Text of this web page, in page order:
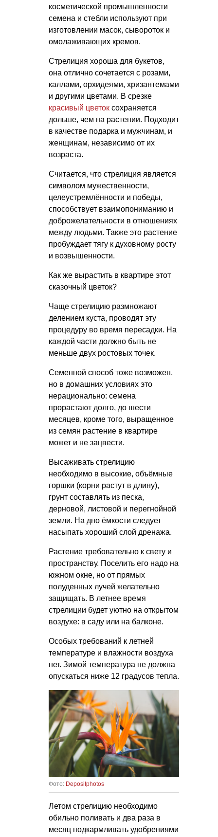
косметической промышленности
семена и стебли используют при
изготовлении масок, сывороток и
омолаживающих кремов.
Стрелиция хороша для букетов,
она отлично сочетается с розами,
каллами, орхидеями, хризантемами
и другими цветами. В срезке
красивый цветок сохраняется
дольше, чем на растении. Подходит
в качестве подарка и мужчинам, и
женщинам, независимо от их
возраста.
Считается, что стрелиция является
символом мужественности,
целеустремлённости и победы,
способствует взаимопониманию и
доброжелательности в отношениях
между людьми. Также это растение
пробуждает тягу к духовному росту
и возвышенности.
Как же вырастить в квартире этот
сказочный цветок?
Чаще стрелицию размножают
делением куста, проводят эту
процедуру во время пересадки. На
каждой части должно быть не
меньше двух ростовых точек.
Семенной способ тоже возможен,
но в домашних условиях это
нерационально: семена
прорастают долго, до шести
месяцев, кроме того, выращенное
из семян растение в квартире
может и не зацвести.
Высаживать стрелицию
необходимо в высокие, объёмные
горшки (корни растут в длину),
грунт составлять из песка,
дерновой, листовой и перегнойной
земли. На дно ёмкости следует
насыпать хороший слой дренажа.
Растение требовательно к свету и
пространству. Поселить его надо на
южном окне, но от прямых
полуденных лучей желательно
защищать. В летнее время
стрелиции будет уютно на открытом
воздухе: в саду или на балконе.
Особых требований к летней
температуре и влажности воздуха
нет. Зимой температура не должна
опускаться ниже 12 градусов тепла.
Фото: Depositphotos
Летом стрелицию необходимо
обильно поливать и два раза в
месяц подкармливать удобрениями